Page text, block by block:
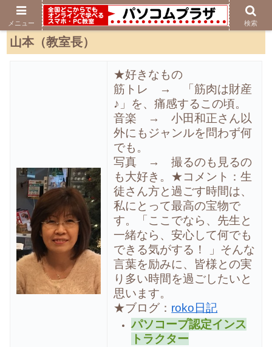
山本（教室長）
★好きなもの
筋トレ → 「筋肉は財産
♪」を、痛感するこの頃。
音楽 → 小田和正さん以
外にもジャンルを問わず何
でも。
写真 → 撮るのも見るの
も大好き。 ★コメント：生
徒さん方と過ごす時間は、
私にとって最高の宝物で
す。
「ここでなら、先生と
一緒なら、安心して何でも
できる気がする！ 」 そんな
言葉を励みに、皆様との実
り多い時間を過ごしたいと
思います。
★ブログ： roko日記
パソコープ認定インス
トラクター
メニュー 検索